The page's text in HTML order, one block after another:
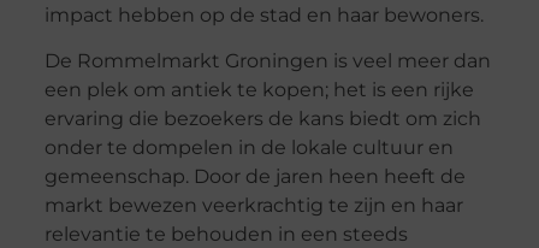
impact hebben op de stad en haar bewoners.
De Rommelmarkt Groningen is veel meer dan
een plek om antiek te kopen; het is een rijke
ervaring die bezoekers de kans biedt om zich
onder te dompelen in de lokale cultuur en
gemeenschap. Door de jaren heen heeft de
markt bewezen veerkrachtig te zijn en haar
relevantie te behouden in een steeds